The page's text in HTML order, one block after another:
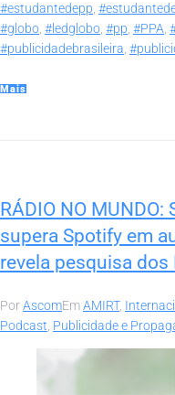
#estudantedepp,
#globo, #ledglobo, #pp, #PPA,
#publicidadebrasileira,
Mais
RÁDIO NO
supera Spotify em
revela pesquisa dos
PorAscomEmAMIRT,
Podcast, Publicidade e